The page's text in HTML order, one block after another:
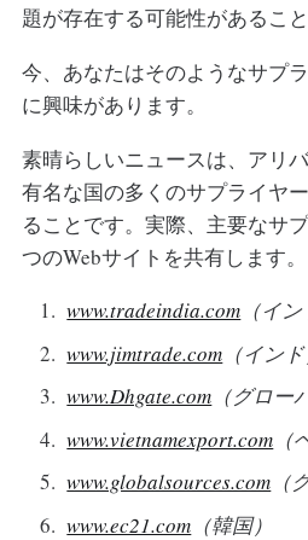
題が存在する可能性があるこ
今、あなたはそのようなサプ
に興味があります。
素晴らしいニュースは、アリ
有名な国の多くのサプライヤ
ることです。実際、主要なサ
つのWebサイトを共有します。
www.tradeindia.com （イン
www.jimtrade.com （インド
www.Dhgate.com （グロー
www.vietnamexport.com （
www.globalsources.com （
www.ec21.com （韓国）